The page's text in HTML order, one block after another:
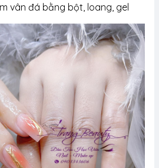
vân đá bằng bột, loang, gel